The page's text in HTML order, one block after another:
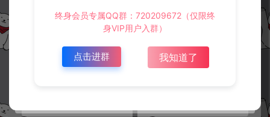
CentOS6停止更新支持后yum源
搭建部分总结，造成进不去游戏
终身会员专属QQ群：720209672（仅限终
身VIP用户入群）
点击进群 我知道了